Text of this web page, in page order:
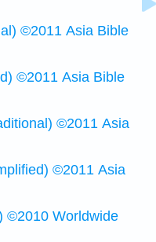
©2011 Asia Bible
©2011 Asia Bible
©2011 Asia
©2011 Asia
©2010 Worldwide